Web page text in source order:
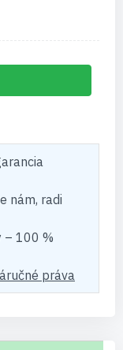
nám, radi
– 100 %
práva